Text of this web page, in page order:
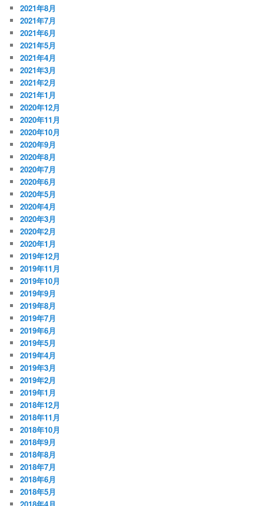
2021年8月
2021年7月
2021年6月
2021年5月
2021年4月
2021年3月
2021年2月
2021年1月
2020年12月
2020年11月
2020年10月
2020年9月
2020年8月
2020年7月
2020年6月
2020年5月
2020年4月
2020年3月
2020年2月
2020年1月
2019年12月
2019年11月
2019年10月
2019年9月
2019年8月
2019年7月
2019年6月
2019年5月
2019年4月
2019年3月
2019年2月
2019年1月
2018年12月
2018年11月
2018年10月
2018年9月
2018年8月
2018年7月
2018年6月
2018年5月